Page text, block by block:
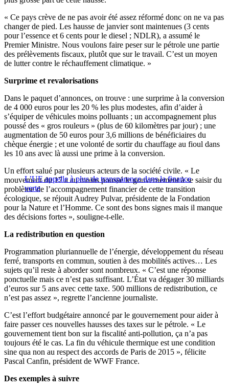
« Ce pays crève de ne pas avoir été assez réformé donc on ne va pas
changer de pied. Les hausse de janvier sont maintenues (3 cents
pour l’essence et 6 cents pour le diesel ; NDLR), a assumé le
Premier Ministre. Nous voulons faire peser sur le pétrole une partie
des prélèvements fiscaux, plutôt que sur le travail. C’est un moyen
de lutter contre le réchauffement climatique. »
Surprime et revalorisations
Dans le paquet d’annonces, on trouve : une surprime à la conversion
de 4 000 euros pour les 20 % les plus modestes, afin d’aider à
s’équiper de véhicules moins polluants ; un accompagnement plus
poussé des « gros rouleurs » (plus de 60 kilomètres par jour) ; une
augmentation de 50 euros pour 3,6 millions de bénéficiaires du
chèque énergie ; et une volonté de sortir du chauffage au fioul dans
les 10 ans avec là aussi une prime à la conversion.
L’UE appelle à plus de transparence dans la finance
verte
Un effort salué par plusieurs acteurs de la société civile. « Le
mouvement du 17 a au moins poussé le gouvernement à se saisir du
problème de l’accompagnement financier de cette transition
écologique, se réjouit Audrey Pulvar, présidente de la Fondation
pour la Nature et l’Homme. Ce sont des bons signes mais il manque
des décisions fortes », souligne-t-elle.
La redistribution en question
Programmation pluriannuelle de l’énergie, développement du réseau
ferré, transports en commun, soutien à des mobilités actives… Les
sujets qu’il reste à aborder sont nombreux. « C’est une réponse
ponctuelle mais ce n’est pas suffisant. L’État va dégager 30 milliards
d’euros sur 5 ans avec cette taxe. 500 millions de redistribution, ce
n’est pas assez », regrette l’ancienne journaliste.
C’est l’effort budgétaire annoncé par le gouvernement pour aider à
faire passer ces nouvelles hausses des taxes sur le pétrole. « Le
gouvernement tient bon sur la fiscalité anti-pollution, ça n’a pas
toujours été le cas. La fin du véhicule thermique est une condition
sine qua non au respect des accords de Paris de 2015 », félicite
Pascal Canfin, président de WWF France.
Des exemples à suivre